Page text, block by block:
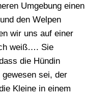
Umgebung einen
den Welpen
wir uns auf einer
weiß…. Sie
die Hündin
sei, der
Kleine in einem